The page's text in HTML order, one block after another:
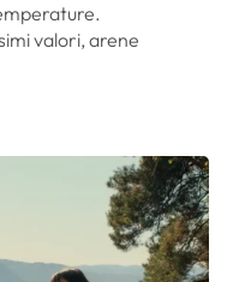
valori, arene